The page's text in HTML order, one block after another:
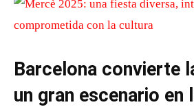
Barcelona convierte
un gran escenario en